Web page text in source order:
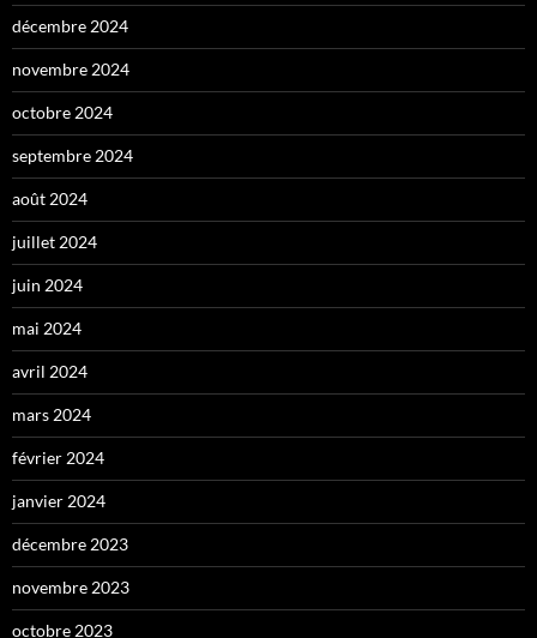
décembre 2024
novembre 2024
octobre 2024
septembre 2024
août 2024
juillet 2024
juin 2024
mai 2024
avril 2024
mars 2024
février 2024
janvier 2024
décembre 2023
novembre 2023
octobre 2023